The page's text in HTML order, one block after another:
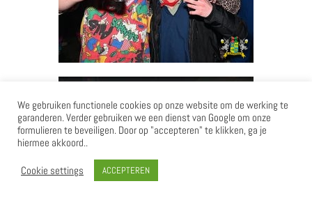
We gebruiken functionele cookies op onze website om de werking te
garanderen. Verder gebruiken we een dienst van Google om onze
formulieren te beveiligen. Door op "accepteren" te klikken, ga je
hiermee akkoord..
Cookie settings ACCEPTEREN